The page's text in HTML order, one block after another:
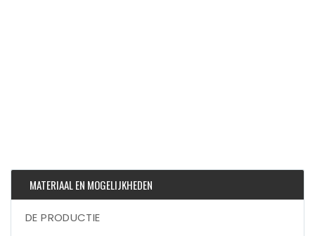
MATERIAAL EN MOGELIJKHEDEN
DE PRODUCTIE